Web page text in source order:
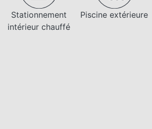
Stationnement
intérieur chauffé
Piscine extérieure